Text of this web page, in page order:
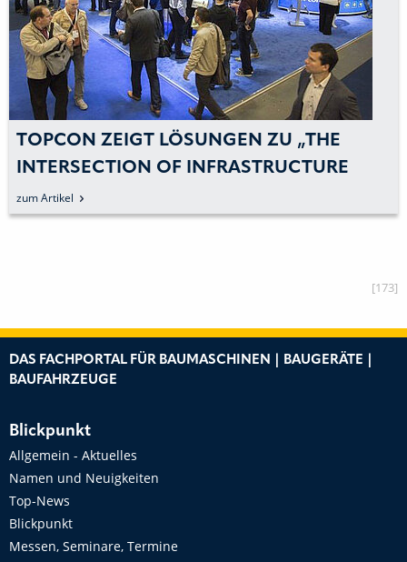
TOPCON ZEIGT LÖSUNGEN ZU „THE
INTERSECTION OF INFRASTRUCTURE
AND TECHNOLOGY“ AUF DER INTERGEO
2017
zum Artikel
[173]
DAS FACHPORTAL FÜR BAUMASCHINEN | BAUGERÄTE |
BAUFAHRZEUGE
Blickpunkt
Allgemein - Aktuelles
Namen und Neuigkeiten
Top-News
Blickpunkt
Messen, Seminare, Termine